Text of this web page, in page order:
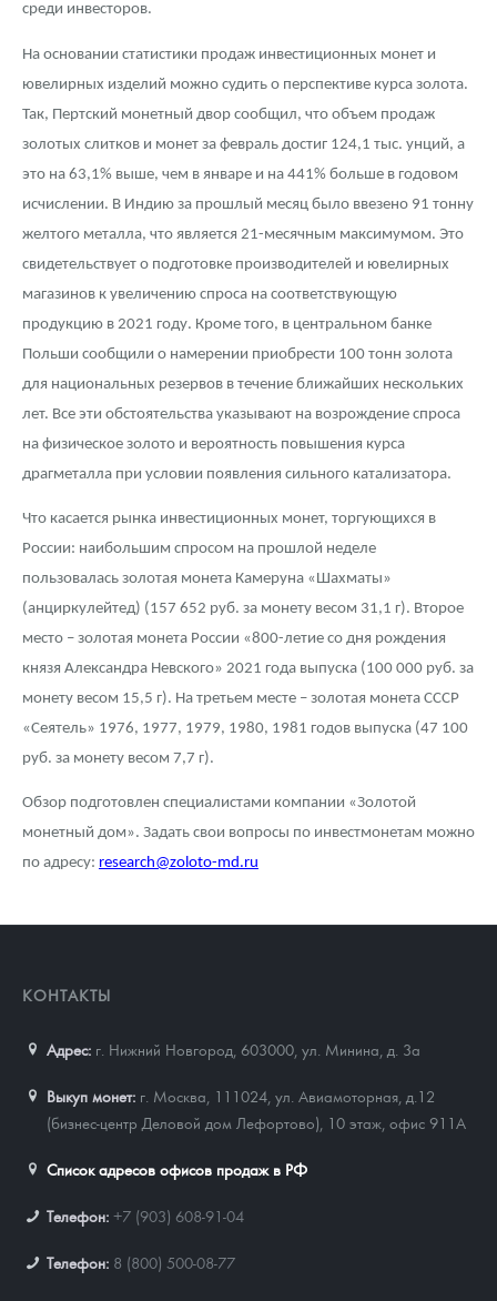
Книги по нумизматике
среди инвесторов.
На основании статистики продаж инвестиционных монет и
ювелирных изделий можно судить о перспективе курса золота.
Так, Пертский монетный двор сообщил, что объем продаж
золотых слитков и монет за февраль достиг 124,1 тыс. унций, а
это на 63,1% выше, чем в январе и на 441% больше в годовом
исчислении. В Индию за прошлый месяц было ввезено 91 тонну
желтого металла, что является 21-месячным максимумом. Это
свидетельствует о подготовке производителей и ювелирных
магазинов к увеличению спроса на соответствующую
продукцию в 2021 году. Кроме того, в центральном банке
Польши сообщили о намерении приобрести 100 тонн золота
для национальных резервов в течение ближайших нескольких
лет. Все эти обстоятельства указывают на возрождение спроса
на физическое золото и вероятность повышения курса
драгметалла при условии появления сильного катализатора.
Что касается рынка инвестиционных монет, торгующихся в
России: наибольшим спросом на прошлой неделе
пользовалась золотая монета Камеруна «Шахматы»
(анциркулейтед) (157 652 руб. за монету весом 31,1 г). Второе
место – золотая монета России «800-летие со дня рождения
князя Александра Невского» 2021 года выпуска (100 000 руб. за
монету весом 15,5 г). На третьем месте – золотая монета СССР
«Сеятель» 1976, 1977, 1979, 1980, 1981 годов выпуска (47 100
руб. за монету весом 7,7 г).
Обзор подготовлен специалистами компании «Золотой
монетный дом». Задать свои вопросы по инвестмонетам можно
по адресу: research@zoloto-md.ru
КОНТАКТЫ
Адрес: г. Нижний Новгород, 603000 ул. Минина, д. 3а
Выкуп монет: г. Москва, 111024, ул. Авиамоторная, д.12
(бизнес-центр Деловой дом Лефортово), 10 этаж, офис 911А
Список адресов офисов продаж в РФ
Телефон: +7 (903) 608-91-04
Телефон: 8 (800) 500-08-77